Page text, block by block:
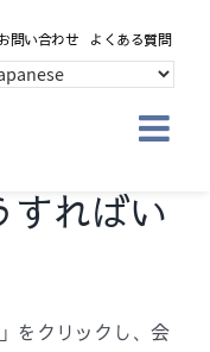
問い合わせ よくある質問
すればい
をクリックし、会